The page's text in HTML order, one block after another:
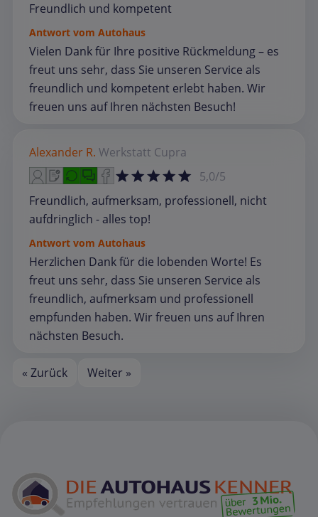
Freundlich und kompetent
Antwort vom Autohaus
Vielen Dank für Ihre positive Rückmeldung – es
freut uns sehr, dass Sie unseren Service als
freundlich und kompetent erlebt haben. Wir
freuen uns auf Ihren nächsten Besuch!
Alexander R. Werkstatt Cupra
5,0/5
Freundlich, aufmerksam, professionell, nicht
aufdringlich - alles top!
Antwort vom Autohaus
Herzlichen Dank für die lobenden Worte! Es
freut uns sehr, dass Sie unseren Service als
freundlich, aufmerksam und professionell
empfunden haben. Wir freuen uns auf Ihren
nächsten Besuch.
« Zurück Weiter »